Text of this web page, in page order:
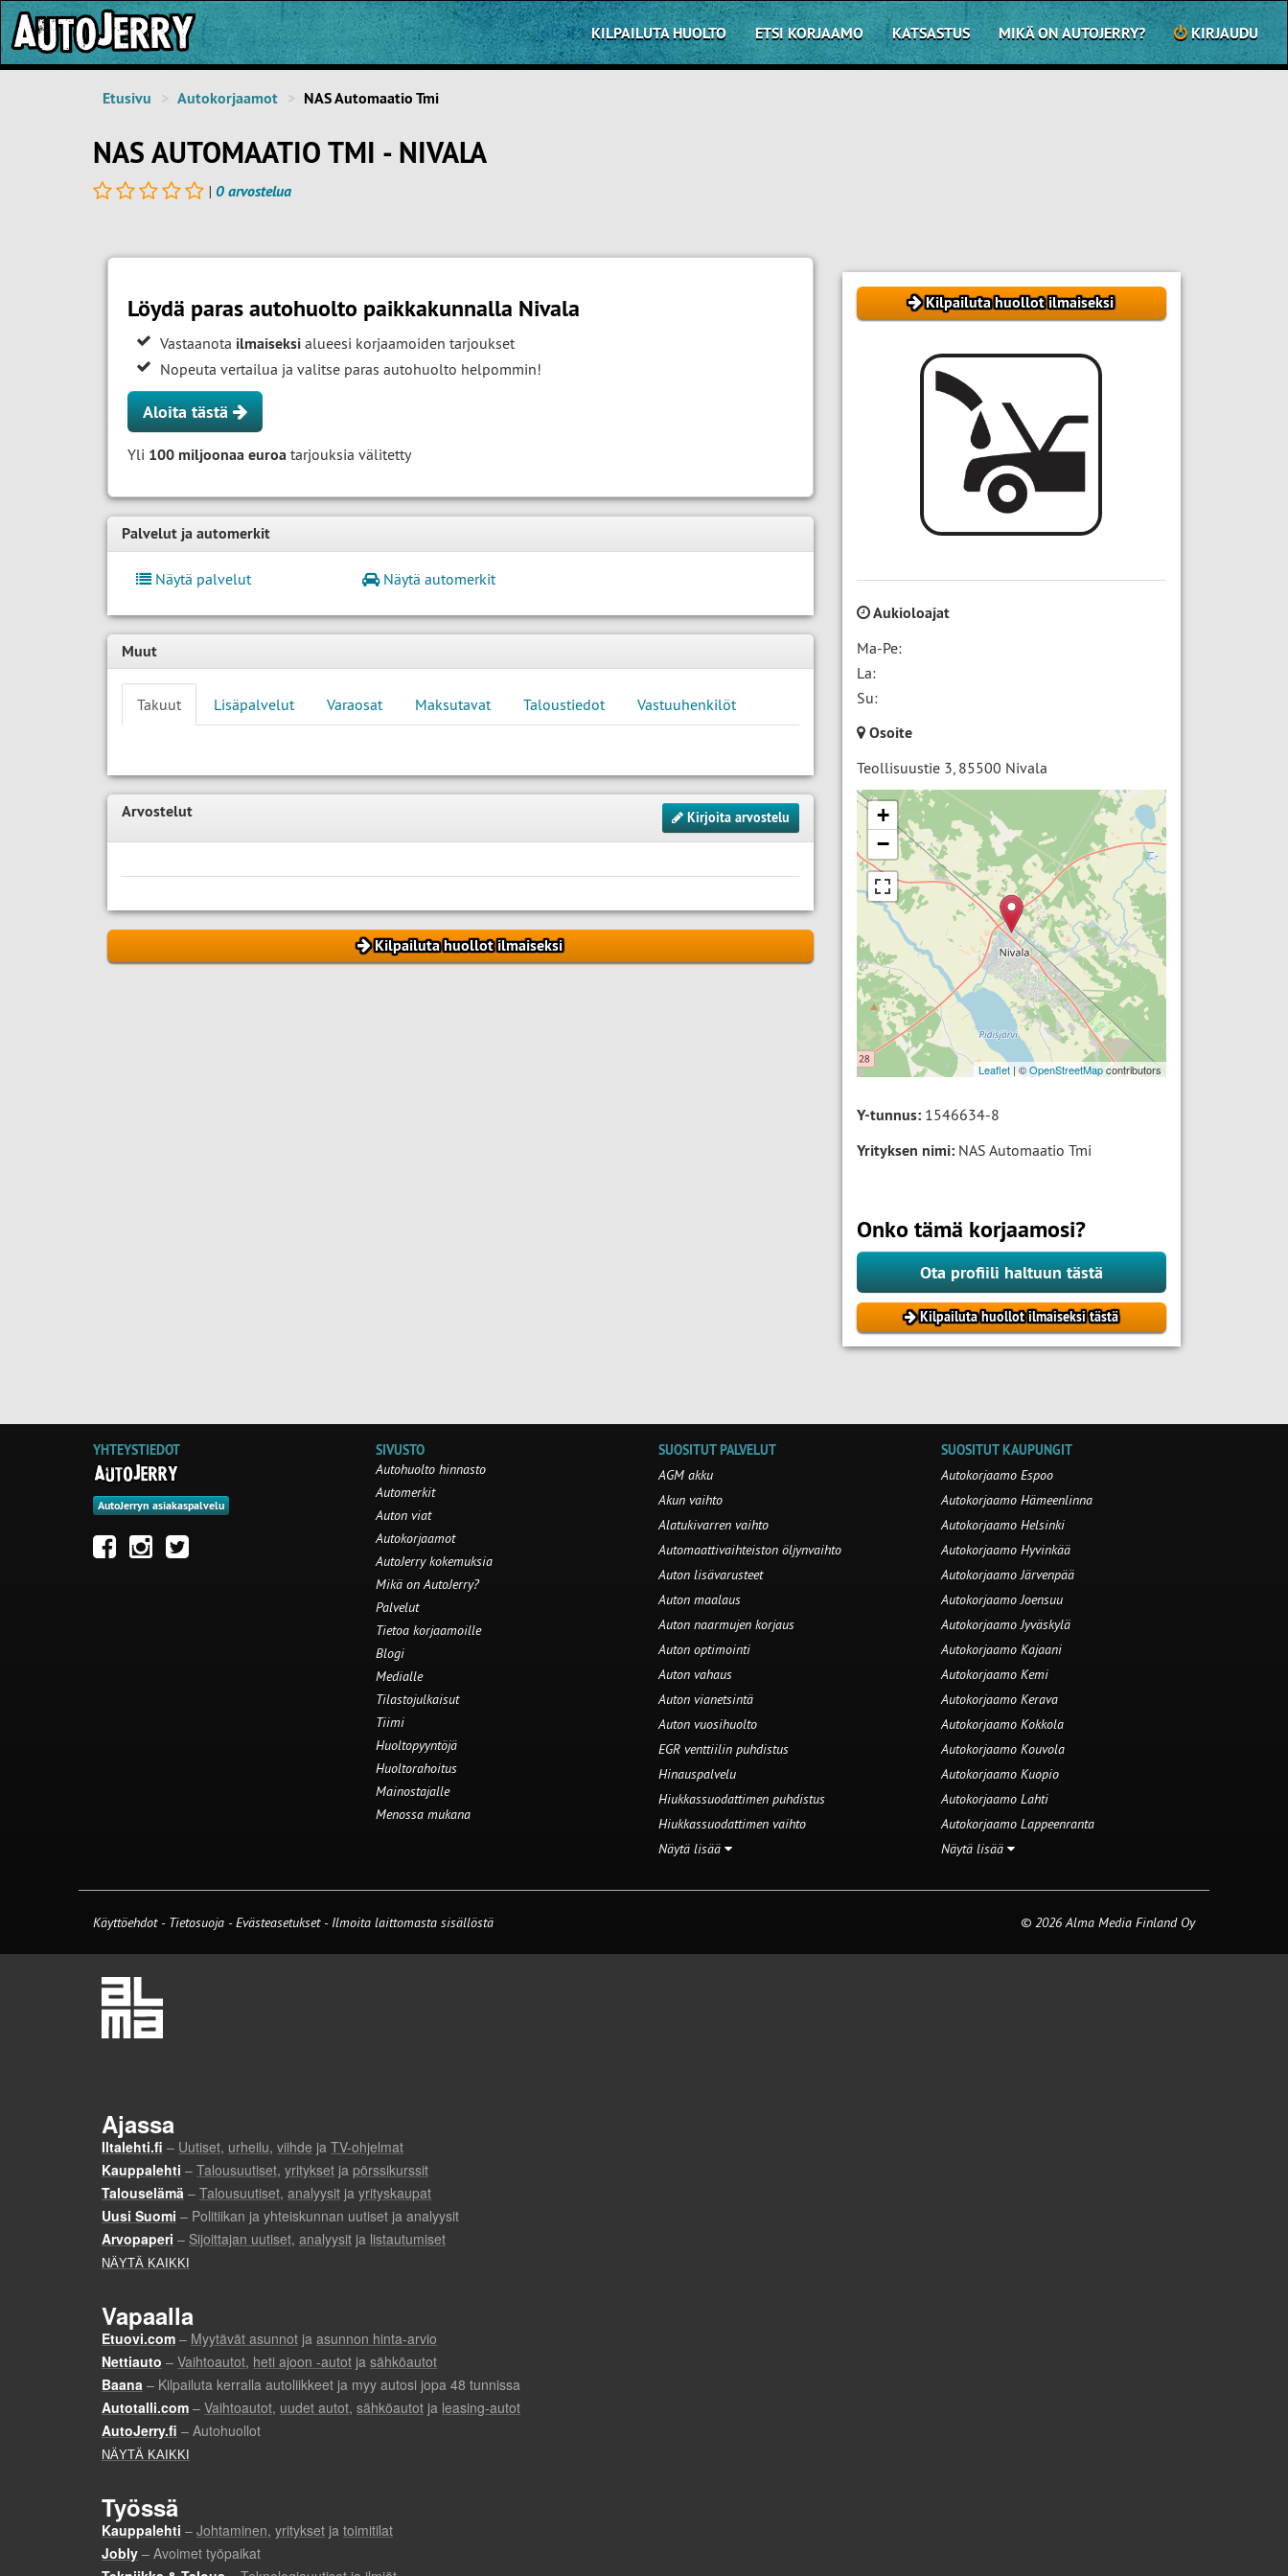
KILPAILUTA HUOLTO ETSI KORJAAMO KATSASTUS MIKÄ ON AUTOJERRY? KIRJAUDU
Etusivu Autokorjaamot NAS Automaatio Tmi
NAS AUTOMAATIO TMI - NIVALA
| 0 arvostelua
Kilpailuta huollot ilmaiseksi
Aukioloajat
Ma-Pe:
La:
Su:
Osoite
Teollisuustie 3, 85500 Nivala
+
−
Leaflet | ©OpenStreetMapcontributors
Y-tunnus:1546634-8
Yrityksen nimi:NAS Automaatio Tmi
Onko tämä korjaamosi?
Ota profiili haltuun tästä
Kilpailuta huollot ilmaiseksi tästä
Löydä paras autohuolto paikkakunnalla Nivala
Vastaanota ilmaiseksi alueesi korjaamoiden tarjoukset
Nopeuta vertailua ja valitse paras autohuolto helpommin!
Aloita tästä
Yli 100 miljoonaa euroa tarjouksia välitetty
Palvelut ja automerkit
Näytä palvelut Näytä automerkit
Muut
Takuut Lisäpalvelut Varaosat Maksutavat Taloustiedot Vastuuhenkilöt
Arvostelut Kirjoita arvostelu
Kilpailuta huollot ilmaiseksi
YHTEYSTIEDOT
AutoJerryn asiakaspalvelu
SIVUSTO
Autohuolto hinnasto
Automerkit
Auton viat
Autokorjaamot
AutoJerry kokemuksia
Mikä on AutoJerry?
Palvelut
Tietoa korjaamoille
Blogi
Medialle
Tilastojulkaisut
Tiimi
Huoltopyyntöjä
Huoltorahoitus
Mainostajalle
Menossa mukana
SUOSITUT PALVELUT
AGM akku
Akun vaihto
Alatukivarren vaihto
Automaattivaihteiston öljynvaihto
Auton lisävarusteet
Auton maalaus
Auton naarmujen korjaus
Auton optimointi
Auton vahaus
Auton vianetsintä
Auton vuosihuolto
EGR venttiilin puhdistus
Hinauspalvelu
Hiukkassuodattimen puhdistus
Hiukkassuodattimen vaihto
Näytä lisää
SUOSITUT KAUPUNGIT
Autokorjaamo Espoo
Autokorjaamo Hämeenlinna
Autokorjaamo Helsinki
Autokorjaamo Hyvinkää
Autokorjaamo Järvenpää
Autokorjaamo Joensuu
Autokorjaamo Jyväskylä
Autokorjaamo Kajaani
Autokorjaamo Kemi
Autokorjaamo Kerava
Autokorjaamo Kokkola
Autokorjaamo Kouvola
Autokorjaamo Kuopio
Autokorjaamo Lahti
Autokorjaamo Lappeenranta
Näytä lisää
Käyttöehdot - Tietosuoja -Evästeasetukset- Ilmoita laittomasta sisällöstä © 2026 Alma Media Finland Oy